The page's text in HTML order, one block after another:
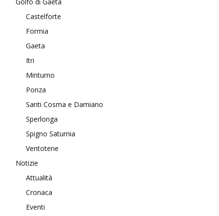
Castelforte
Formia
Gaeta
Itri
Minturno
Ponza
Santi Cosma e Damiano
Sperlonga
Spigno Saturnia
Ventotene
Notizie
Attualità
Cronaca
Eventi